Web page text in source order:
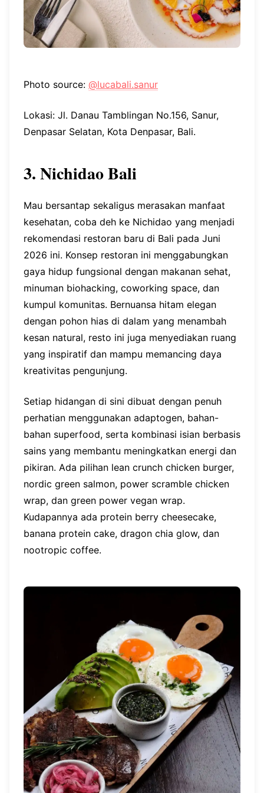
Photo source: @lucabali.sanur
Lokasi: Jl. Danau Tamblingan No.156, Sanur,
Denpasar Selatan, Kota Denpasar, Bali.
3. Nichidao Bali
Mau bersantap sekaligus merasakan manfaat
kesehatan, coba deh ke Nichidao yang menjadi
rekomendasi restoran baru di Bali pada Juni
2026 ini. Konsep restoran ini menggabungkan
gaya hidup fungsional dengan makanan sehat,
minuman biohacking, coworking space, dan
kumpul komunitas. Bernuansa hitam elegan
dengan pohon hias di dalam yang menambah
kesan natural, resto ini juga menyediakan ruang
yang inspiratif dan mampu memancing daya
kreativitas pengunjung.
Setiap hidangan di sini dibuat dengan penuh
perhatian menggunakan adaptogen, bahan-
bahan superfood, serta kombinasi isian berbasis
sains yang membantu meningkatkan energi dan
pikiran. Ada pilihan lean crunch chicken burger,
nordic green salmon, power scramble chicken
wrap, dan green power vegan wrap.
Kudapannya ada protein berry cheesecake,
banana protein cake, dragon chia glow, dan
nootropic coffee.